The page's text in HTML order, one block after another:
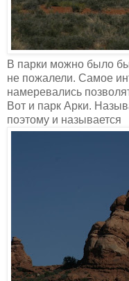
В парки можно было
не пожалели. Самое
намеревались
Вот и парк Арки.
поэтому и называется